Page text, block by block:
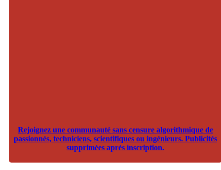
Rejoignez une communauté sans censure algorithmique de
passionnés, techniciens, scientifiques ou ingénieurs. Publicités
supprimées après inscription.